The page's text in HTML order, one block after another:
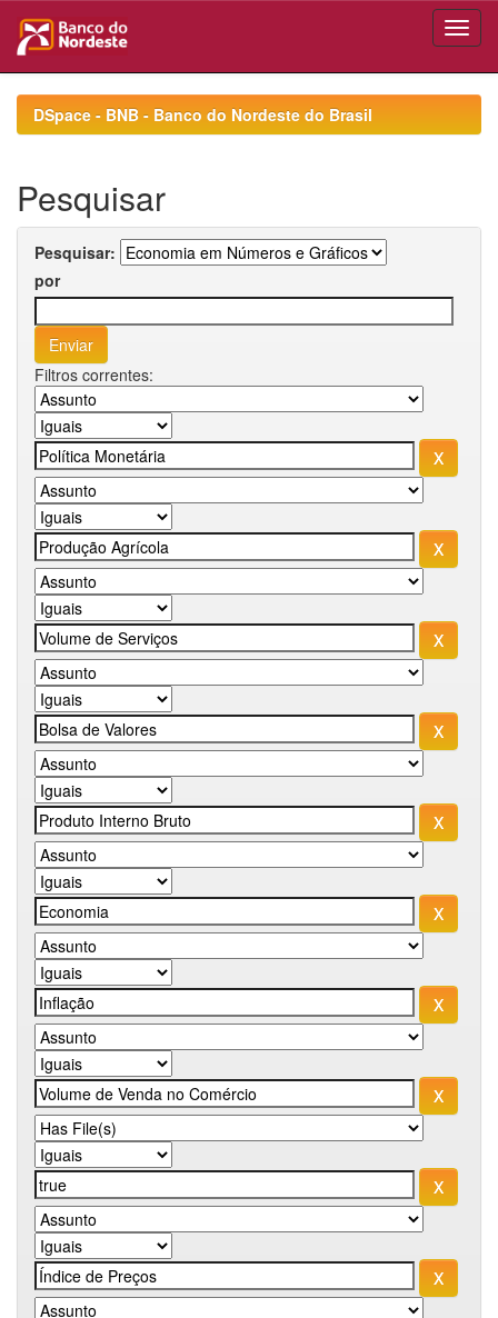
navigationDSpace - BNB - Banco do Nordeste do Brasil
Pesquisar
Pesquisar:
por
Filtros correntes: